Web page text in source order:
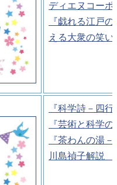
ディエヌコー
『戯れる江戸
える大衆の笑
『科学詩－四
『芸術と科学
『茶わんの湯
川島禎子解説